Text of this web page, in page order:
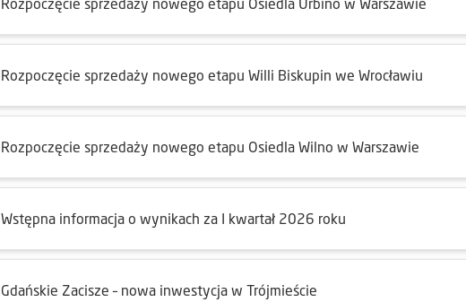
Rozpoczęcie sprzedaży nowego etapu Willi Biskupin we Wrocławiu
Rozpoczęcie sprzedaży nowego etapu Osiedla Wilno w Warszawie
Wstępna informacja o wynikach za I kwartał 2026 roku
Gdańskie Zacisze – nowa inwestycja w Trójmieście